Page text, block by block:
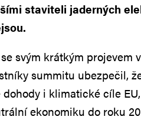
staviteli jaderných
svým krátkým projevem
summitu ubezpečil,
i klimatické cíle
ekonomiku do roku